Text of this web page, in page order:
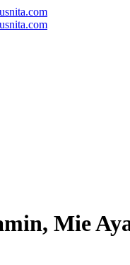
Mie